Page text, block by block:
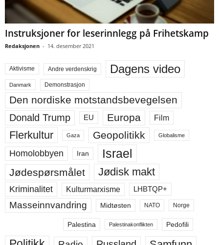
Instruksjoner for leserinnlegg på Frihetskamp
Redaksjonen - 14. desember 2021
Aktivisme Andre verdenskrig Dagens video
Danmark Demonstrasjon
Den nordiske motstandsbevegelsen
Donald Trump EU Europa Film
Flerkultur Gaza Geopolitikk Globalisme
Homolobbyen Iran Israel
Jødespørsmålet Jødisk makt
Kriminalitet Kulturmarxisme LHBTQP+
Masseinnvandring Midtøsten NATO Norge
Palestina Palestinakonflikten Pedofili